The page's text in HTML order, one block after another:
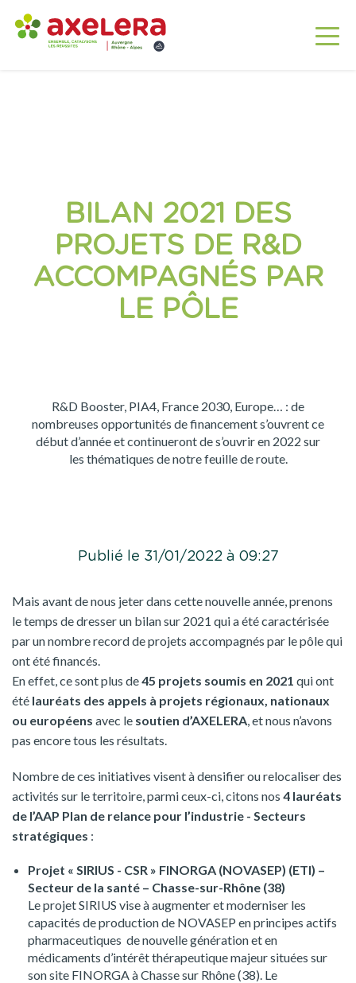
BILAN 2021 DES
PROJETS DE R&D
ACCOMPAGNÉS PAR
LE PÔLE
R&D Booster, PIA4, France 2030, Europe… : de
nombreuses opportunités de financement s’ouvrent ce
début d’année et continueront de s’ouvrir en 2022 sur
les thématiques de notre feuille de route.
Publié le 31/01/2022 à 09:27
Mais avant de nous jeter dans cette nouvelle année, prenons
le temps de dresser un bilan sur 2021 qui a été caractérisée
par un nombre record de projets accompagnés par le pôle qui
ont été financés.
En effet, ce sont plus de45 projets soumis en 2021 qui ont
été lauréats des appels à projets régionaux, nationaux
ou européens avec le soutien d’AXELERA, et nous n’avons
pas encore tous les résultats.
Nombre de ces initiatives visent à densifier ou relocaliser des
activités sur le territoire, parmi ceux-ci, citons nos 4 lauréats
de l’AAP Plan de relance pour l’industrie - Secteurs
stratégiques :
Projet « SIRIUS - CSR » FINORGA (NOVASEP) (ETI) –
Secteur de la santé – Chasse-sur-Rhône (38)
Le projet SIRIUS vise à augmenter et moderniser les
capacités de production de NOVASEP en principes actifs
pharmaceutiques de nouvelle génération et en
médicaments d’intérêt thérapeutique majeur situées sur
son site FINORGA à Chasse sur Rhône (38). Le